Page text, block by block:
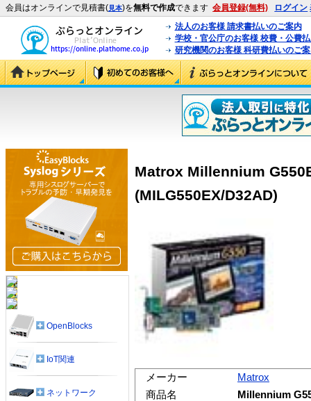
会員はオンラインで見積書(見本)を無料で作成できます 会員登録(無料) ログイン
法人のお客様 請求書払いのご案内
学校・官公庁のお客様 校費・公費
研究機関のお客様 科研費払いのご
Matrox Millennium
(MILG550EX/D32AD)
メーカー
Matrox
商品名
Millennium
OpenBlocks
IoT関連
ネットワーク